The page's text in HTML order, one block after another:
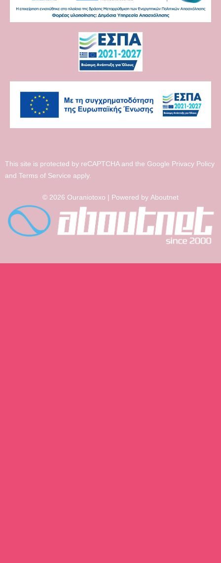
This site is protected by reCAPTCHA and the Google Privacy Policy
and Terms of Service apply.
© 2026 Ouraniotoxo | Powered by Aboutnet